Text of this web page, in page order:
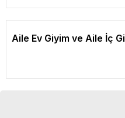
Aile Ev Giyim ve Aile İç